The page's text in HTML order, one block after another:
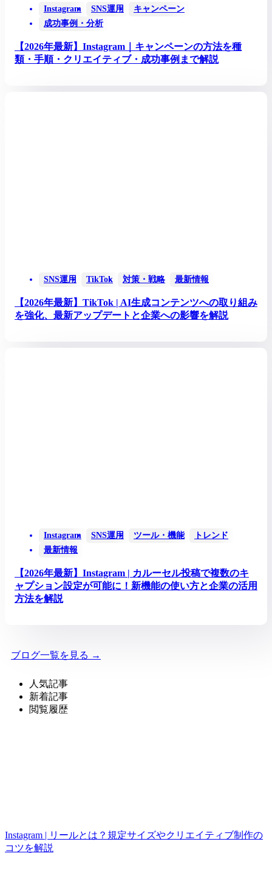
Instagram SNS運用
キャンペーン
成功事例・分析
【2026年最新】Instagram｜キャンペーンの方法を種
類・手順・クリエイティブ・成功事例まで解説
SNS運用 TikTok 対策・戦略 最新情報
【2026年最新】TikTok | AI生成コンテンツへの取り組み
を強化、最新アップデートと企業への影響を解説
Instagram SNS運用 ツール・機能
トレンド
最新情報
【2026年最新】Instagram | カルーセル投稿で複数のキ
ャプション設定が可能に！新機能の使い方と企業の活用
方法を解説
ブログ一覧を見る →
人気記事
新着記事
閲覧履歴
Instagram | リールとは？規定サイズやクリエイティブ制作の
コツを解説